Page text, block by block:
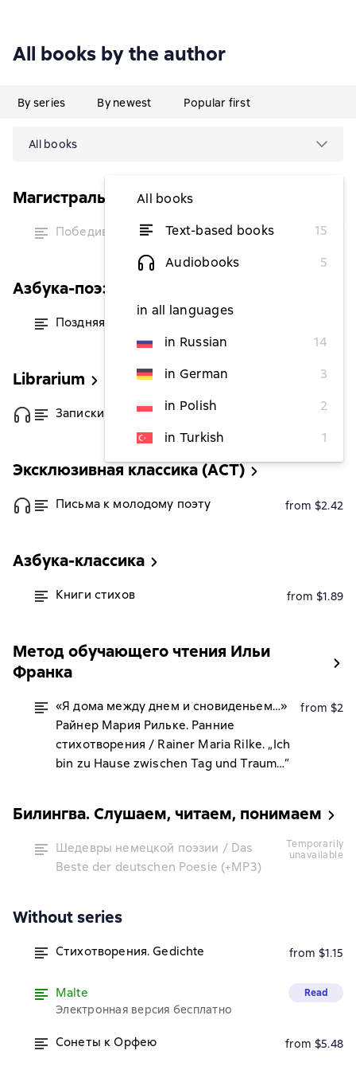
All books by the author
By series By newest Popular first
All books
All books
Text-based books
15
Audiobooks
5
in all languages
in Russian
14
in German
3
in Polish
2
in Turkish
1
Магистраль. Главный тренд
Победивший дракона
unavailable
Азбука-поэзия
Поздняя осень в Венеции
Librarium
Записки Мальте Лауридса Бригге from $2.67
Эксклюзивная классика (АСТ)
Письма к молодому поэту from $2.42
Азбука-классика
Книги стихов from $1.89
Метод обучающего чтения Ильи
Франка
«Я дома между днем и сновиденьем…»
Райнер Мария Рильке. Ранние
стихотворения / Rainer Maria Rilke. „Ich
bin zu Hause zwischen Tag und Traum…“
from $2
Билингва. Слушаем, читаем, понимаем
Шедевры немецкой поэзии / Das
Beste der deutschen Poesie (+MP3)
temporarily
unavailable
Without series
Стихотворения. Gedichte from $1.15
Malte
Электронная версия бесплатно
Read
Сонеты к Орфею from $5.48